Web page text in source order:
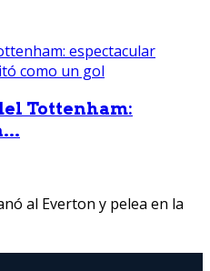
Tottenham:
al Everton y pelea en la